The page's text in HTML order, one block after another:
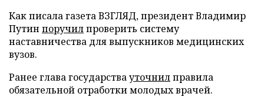
Как писала газета ВЗГЛЯД, президент Владимир
Путин поручилпроверить систему
наставничества для выпускников медицинских
вузов.
Ранее глава государствауточнилправила
обязательной отработки молодых врачей.